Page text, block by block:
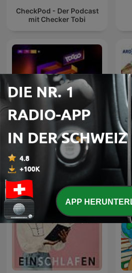
CheckPod - Der Podcast
mit Checker Tobi
TOGGO GG - der Podcast
APP